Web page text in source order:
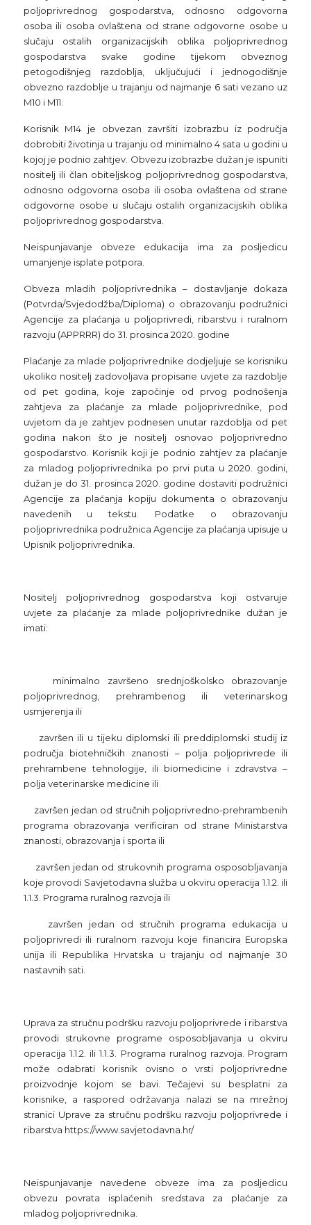
poljoprivrednog gospodarstva, odnosno odgovorna
osoba ili osoba ovlaštena od strane odgovorne osobe u
slučaju ostalih organizacijskih oblika poljoprivrednog
gospodarstva svake godine tijekom obveznog
petogodišnjeg razdoblja, uključujući i jednogodišnje
obvezno razdoblje u trajanju od najmanje 6 sati vezano uz
M10 i M11.
Korisnik M14 je obvezan završiti izobrazbu iz područja
dobrobiti životinja u trajanju od minimalno 4 sata u godini u
kojoj je podnio zahtjev. Obvezu izobrazbe dužan je ispuniti
nositelj ili član obiteljskog poljoprivrednog gospodarstva,
odnosno odgovorna osoba ili osoba ovlaštena od strane
odgovorne osobe u slučaju ostalih organizacijskih oblika
poljoprivrednog gospodarstva.
Neispunjavanje obveze edukacija ima za posljedicu
umanjenje isplate potpora.
Obveza mladih poljoprivrednika – dostavljanje dokaza
(Potvrda/Svjedodžba/Diploma) o obrazovanju podružnici
Agencije za plaćanja u poljoprivredi, ribarstvu i ruralnom
razvoju (APPRRR) do 31. prosinca 2020. godine
Plaćanje za mlade poljoprivrednike dodjeljuje se korisniku
ukoliko nositelj zadovoljava propisane uvjete za razdoblje
od pet godina, koje započinje od prvog podnošenja
zahtjeva za plaćanje za mlade poljoprivrednike, pod
uvjetom da je zahtjev podnesen unutar razdoblja od pet
godina nakon što je nositelj osnovao poljoprivredno
gospodarstvo. Korisnik koji je podnio zahtjev za plaćanje
za mladog poljoprivrednika po prvi puta u 2020. godini,
dužan je do 31. prosinca 2020. godine dostaviti podružnici
Agencije za plaćanja kopiju dokumenta o obrazovanju
navedenih u tekstu. Podatke o obrazovanju
poljoprivrednika podružnica Agencije za plaćanja upisuje u
Upisnik poljoprivrednika.
Nositelj poljoprivrednog gospodarstva koji ostvaruje
uvjete za plaćanje za mlade poljoprivrednike dužan je
imati:
minimalno završeno srednjoškolsko obrazovanje
poljoprivrednog, prehrambenog ili veterinarskog
usmjerenja ili
završen ili u tijeku diplomski ili preddiplomski studij iz
područja biotehničkih znanosti – polja poljoprivrede ili
prehrambene tehnologije, ili biomedicine i zdravstva –
polja veterinarske medicine ili
završen jedan od stručnih poljoprivredno-prehrambenih
programa obrazovanja verificiran od strane Ministarstva
znanosti, obrazovanja i sporta ili
završen jedan od strukovnih programa osposobljavanja
koje provodi Savjetodavna služba u okviru operacija 1.1.2. ili
1.1.3. Programa ruralnog razvoja ili
završen jedan od stručnih programa edukacija u
poljoprivredi ili ruralnom razvoju koje financira Europska
unija ili Republika Hrvatska u trajanju od najmanje 30
nastavnih sati.
Uprava za stručnu podršku razvoju poljoprivrede i ribarstva
provodi strukovne programe osposobljavanja u okviru
operacija 1.1.2. ili 1.1.3. Programa ruralnog razvoja. Program
može odabrati korisnik ovisno o vrsti poljoprivredne
proizvodnje kojom se bavi. Tečajevi su besplatni za
korisnike, a raspored održavanja nalazi se na mrežnoj
stranici Uprave za stručnu podršku razvoju poljoprivrede i
ribarstva https://www.savjetodavna.hr/
Neispunjavanje navedene obveze ima za posljedicu
obvezu povrata isplaćenih sredstava za plaćanje za
mladog poljoprivrednika.